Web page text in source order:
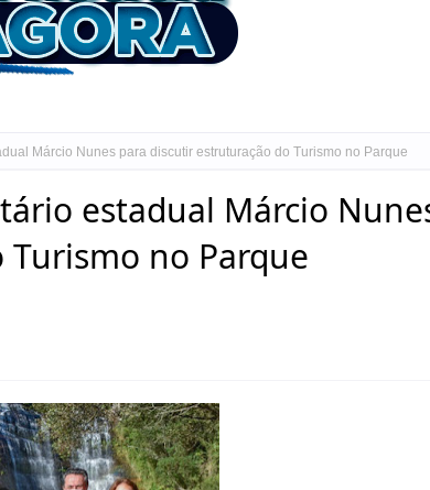
Márcio Nunes para discutir estruturação do Turismo no Parque
estadual Márcio
no Parque